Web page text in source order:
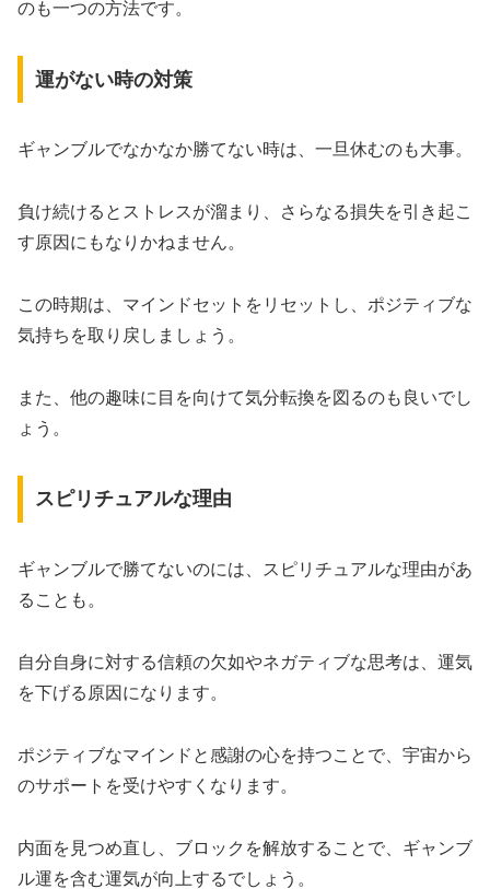
のも一つの方法です。
運がない時の対策
ギャンブルでなかなか勝てない時は、一旦休むのも大事。
負け続けるとストレスが溜まり、さらなる損失を引き起こ
す原因にもなりかねません。
この時期は、マインドセットをリセットし、ポジティブな
気持ちを取り戻しましょう。
また、他の趣味に目を向けて気分転換を図るのも良いでし
ょう。
スピリチュアルな理由
ギャンブルで勝てないのには、スピリチュアルな理由があ
ることも。
自分自身に対する信頼の欠如やネガティブな思考は、運気
を下げる原因になります。
ポジティブなマインドと感謝の心を持つことで、宇宙から
のサポートを受けやすくなります。
内面を見つめ直し、ブロックを解放することで、ギャンブ
ル運を含む運気が向上するでしょう。